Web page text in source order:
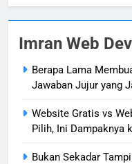
Imran Web
Berapa Lama
Jawaban Jujur yang
Website Gratis vs
Pilih, Ini Dampaknya
Bukan Sekadar